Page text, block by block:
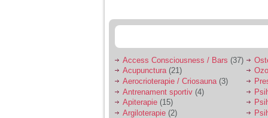
sa se manifeste o
Ma aflu aici pentru ca
vreau sa stiu daca am
nevoie de un psiholog
sau psihiatru.
Access Consciousness / Bars (37)
Acupunctura(21)
Aerocrioterapie / Criosauna (3)
Antrenament sportiv (4)
Apiterapie (15)
Argiloterapie (2)